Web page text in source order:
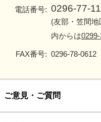
電話番号: 0296-77-
(友部・笠間
内からは
FAX番号: 0296-78-0612
ご意見・ご質問